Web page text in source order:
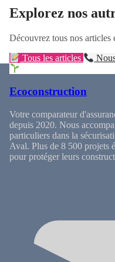
Explorez nos
Découvrez tous nos articles
Tous les articles
Ecoconstruction
Votre comparateur
depuis 2020. Nous
particuliers dans la
Aval. Plus de 8 500 projets
pour protéger leurs